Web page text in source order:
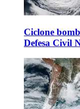
Ciclone
Defesa Civil